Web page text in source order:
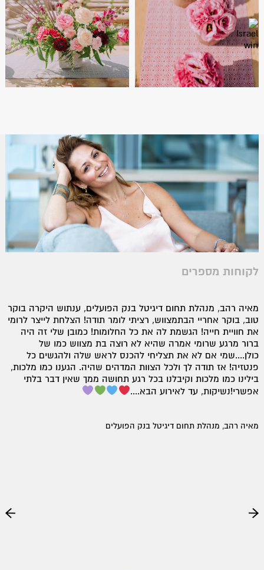
לקוחות מספרים
מאיה רהב, מנהלת תחום דיגיטל בנק הפועלים, ענתוש היקרה בוקר
טוב, בוקר אחריי הבתמצווש, רציתי לומר תודה! הצלחת לייצר לרומי
את חוויית חייה! הגשמת לה את כל החלומות! כמובן שלי זה היה
ברור מרגע שרומי אמרה שהיא לא רוצה בת מצווש כמו של
כולן....שמי אם לא את תצליחי להכנס לראש שלה ולהגשים כל
פנטזיה! אז תודה לך ולכל הצוות המדהים שהיה. הגענו כמו מלכות,
בילינו כמו מלכות וקיבלנו בכל רגע תחושה ממך שאין דבר בלתי
אפשרי!נשיקות, עד לאירוע הבא....
מאיה רהב, מנהלת תחום דיגיטל בנק הפועלים